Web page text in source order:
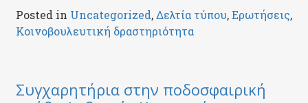
Posted in Uncategorized,Δελτία τύπου,Ερωτήσεις,
Κοινοβουλευτική δραστηριότητα
Συγχαρητήρια στην ποδοσφαιρική